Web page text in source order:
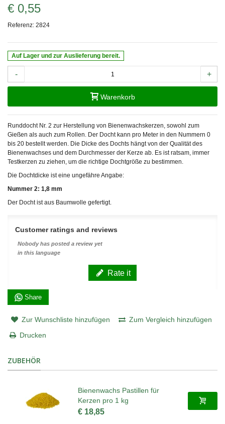
€ 0,55
Referenz: 2824
Auf Lager und zur Auslieferung bereit.
- +
Warenkorb
Runddocht Nr. 2 zur Herstellung von Bienenwachskerzen, sowohl zum
Gießen als auch zum Rollen. Der Docht kann pro Meter in den Nummern 0
bis 20 bestellt werden. Die Dicke des Dochts hängt von der Qualität des
Bienenwachses und dem Durchmesser der Kerze ab. Es ist ratsam, immer
Testkerzen zu ziehen, um die richtige Dochtgröße zu bestimmen.
Die Dochtdicke ist eine ungefähre Angabe:
Nummer 2: 1,8 mm
Der Docht ist aus Baumwolle gefertigt.
Customer ratings and reviews
Nobody has posted a review yet
in this language
Rate it
Share
Zur Wunschliste hinzufügen
Zum Vergleich hinzufügen
Drucken
ZUBEHÖR
Bienenwachs Pastillen für
Kerzen pro 1 kg
€ 18,85